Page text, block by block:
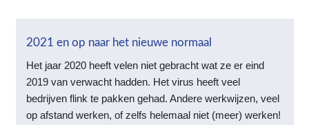
2021 en op naar het nieuwe normaal
Het jaar 2020 heeft velen niet gebracht wat ze er eind
2019 van verwacht hadden. Het virus heeft veel
bedrijven flink te pakken gehad. Andere werkwijzen, veel
op afstand werken, of zelfs helemaal niet (meer) werken!